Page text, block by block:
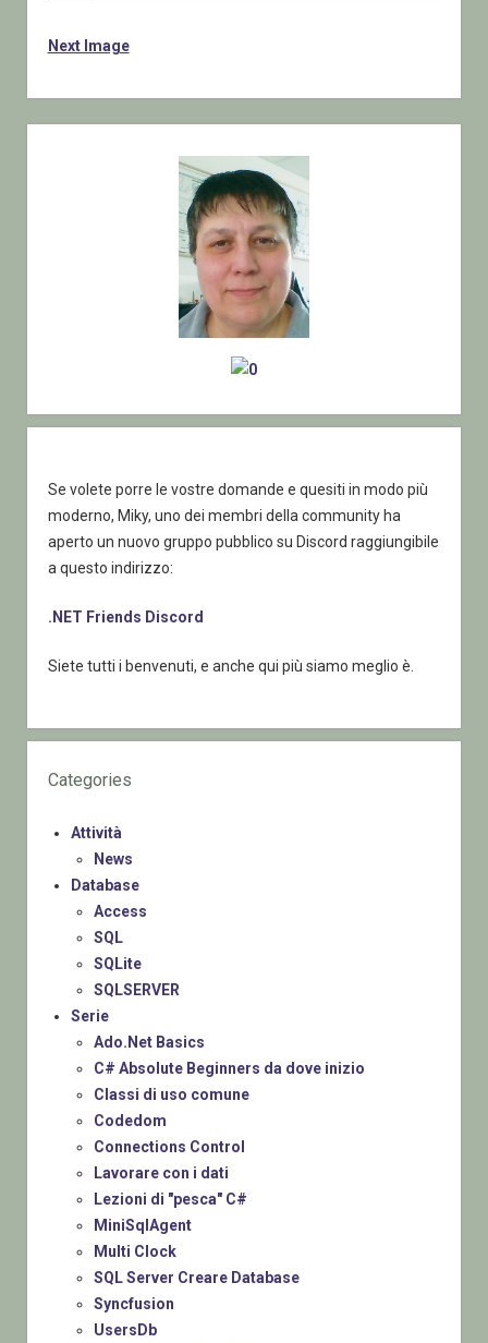
Next Image
Se volete porre le vostre domande e quesiti in modo più
moderno, Miky, uno dei membri della community ha
aperto un nuovo gruppo pubblico su Discord raggiungibile
a questo indirizzo:
.NET Friends Discord
Siete tutti i benvenuti, e anche qui più siamo meglio è.
Categories
Attività
News
Database
Access
SQL
SQLite
SQLSERVER
Serie
Ado.Net Basics
C# Absolute Beginners da dove inizio
Classi di uso comune
Codedom
Connections Control
Lavorare con i dati
Lezioni di "pesca" C#
MiniSqlAgent
Multi Clock
SQL Server Creare Database
Syncfusion
UsersDb